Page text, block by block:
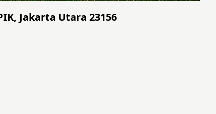
Jakarta Utara 23156